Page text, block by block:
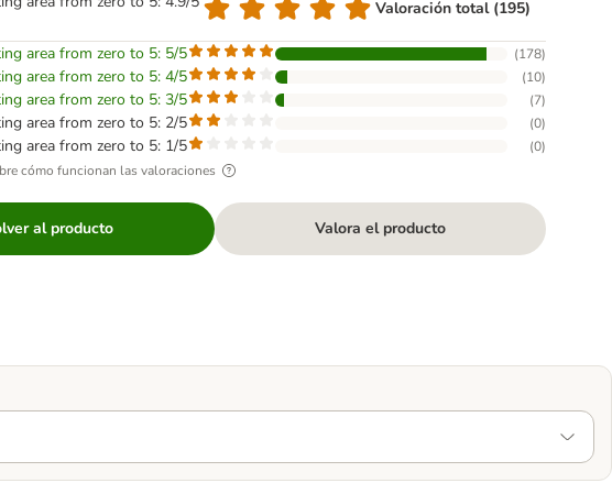
Valoración total (195)
area from zero to 5: 5/5 (178)
area from zero to 5: 4/5 (10)
area from zero to 5: 3/5 (7)
area from zero to 5: 2/5 (0)
area from zero to 5: 1/5 (0)
cómo funcionan las valoraciones
al producto Valora el producto